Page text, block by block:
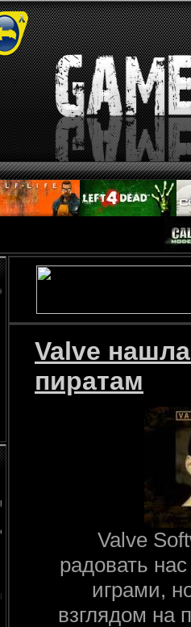
Valve
пиратам
Valve
радовать
играми,
взглядом на